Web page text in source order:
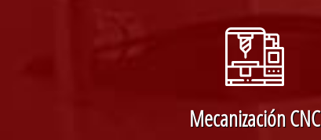
Mecanización CNC